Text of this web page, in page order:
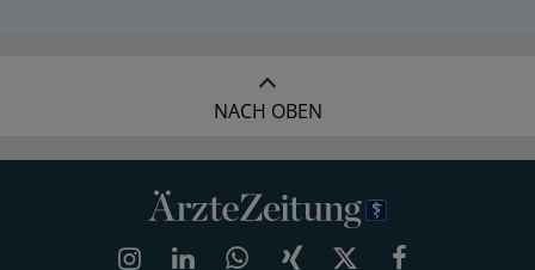
NACH OBEN